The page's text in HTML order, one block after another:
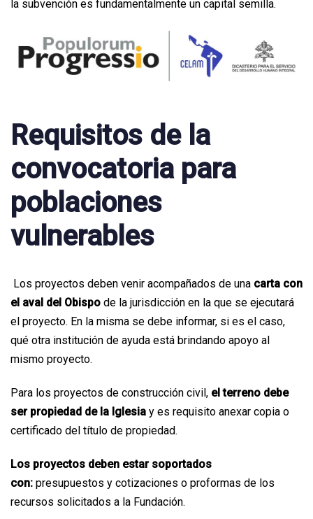
la subvención es fundamentalmente un capital semilla.
Requisitos de la
convocatoria para
poblaciones
vulnerables
Los proyectos deben venir acompañados de una carta con
el aval del Obispo de la jurisdicción en la que se ejecutará
el proyecto. En la misma se debe informar, si es el caso,
qué otra institución de ayuda está brindando apoyo al
mismo proyecto.
Para los proyectos de construcción civil, el terreno debe
ser propiedad de la Iglesia y es requisito anexar copia o
certificado del título de propiedad.
Los proyectos deben estar soportados
con: presupuestos y cotizaciones o proformas de los
recursos solicitados a la Fundación.